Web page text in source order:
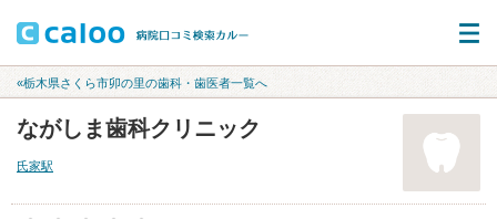
«栃木県さくら市卯の里の歯科・歯医者一覧へ
ながしま歯科クリニック
氏家駅